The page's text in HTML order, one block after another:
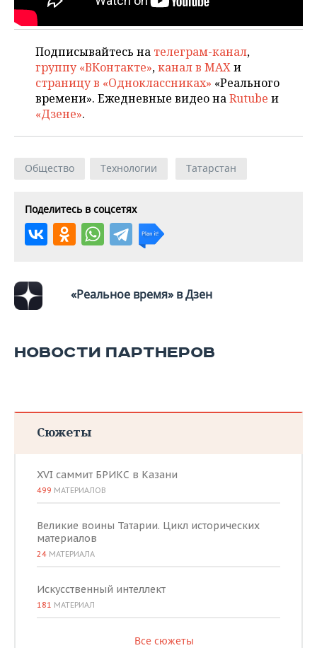
Подписывайтесь на телеграм-канал,
группу «ВКонтакте»,канал в MAXи
страницу в «Одноклассниках» «Реального
времени». Ежедневные видео наRutube и
«Дзене».
Общество Технологии Татарстан
Поделитесь в соцсетях
«Реальное время» в Дзен
НОВОСТИ ПАРТНЕРОВ
Сюжеты
XVI саммит БРИКС в Казани
499 МАТЕРИАЛОВ
Великие воины Татарии. Цикл исторических
материалов
24 МАТЕРИАЛА
Искусственный интеллект
181 МАТЕРИАЛ
Все сюжеты